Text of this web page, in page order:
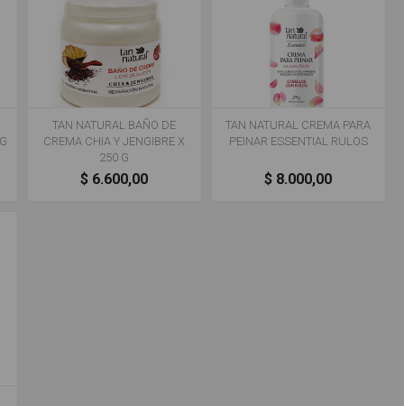
TAN NATURAL BAÑO DE
CREMA CHIA Y JENGIBRE X
250 G
$ 6.600,00
TAN NATURAL CREMA PARA
PEINAR ESSENTIAL RULOS
$ 8.000,00